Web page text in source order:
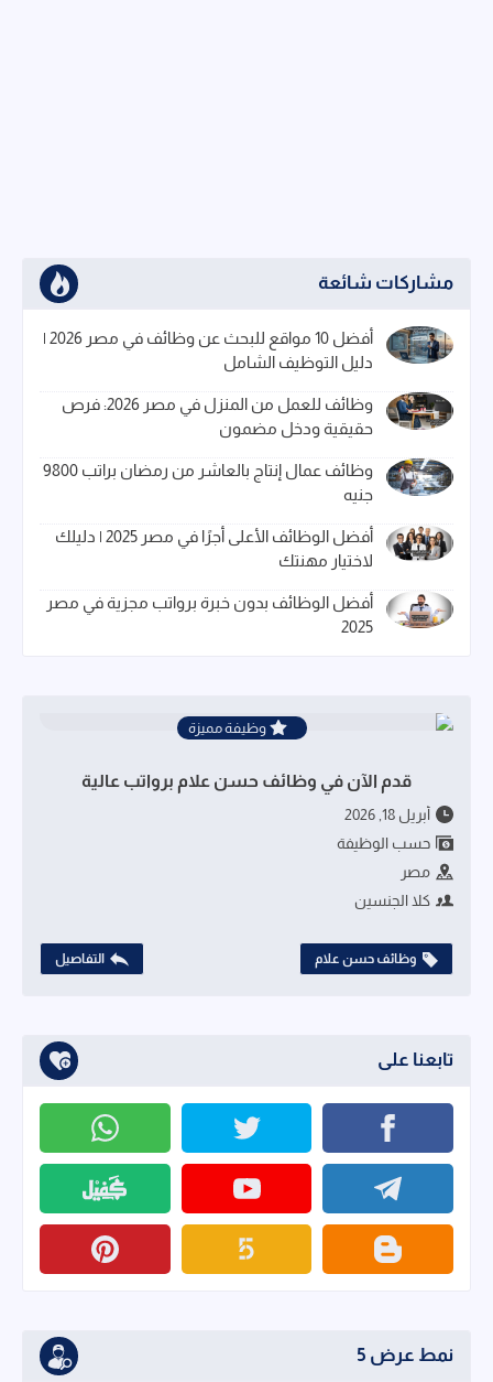
مشاركات شائعة
أفضل 10 مواقع للبحث عن وظائف في مصر 2026 |
دليل التوظيف الشامل
وظائف للعمل من المنزل في مصر 2026: فرص
حقيقية ودخل مضمون
وظائف عمال إنتاج بالعاشر من رمضان براتب 9800
جنيه
أفضل الوظائف الأعلى أجرًا في مصر 2025 | دليلك
لاختيار مهنتك
أفضل الوظائف بدون خبرة برواتب مجزية في مصر
2025
وظيفة مميزة
قدم الآن في وظائف حسن علام برواتب عالية
أبريل 18, 2026
حسب الوظيفة
مصر
كلا الجنسين
وظائف حسن علام التفاصيل
تابعنا على
نمط عرض 5